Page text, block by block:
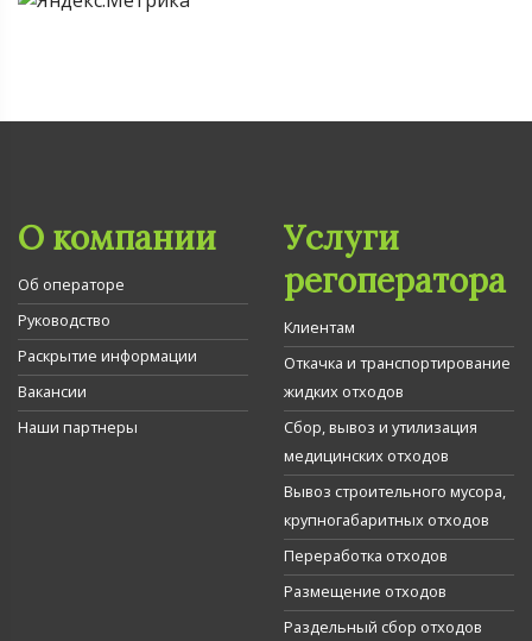
О компании
Об операторе
Руководство
Раскрытие информации
Вакансии
Наши партнеры
Услуги
регоператора
Клиентам
Откачка и транспортирование
жидких отходов
Сбор, вывоз и утилизация
медицинских отходов
Вывоз строительного мусора,
крупногабаритных отходов
Переработка отходов
Размещение отходов
Раздельный сбор отходов